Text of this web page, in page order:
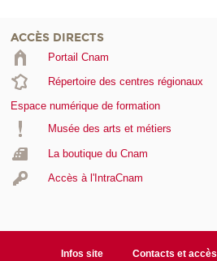
ACCÈS DIRECTS
Portail Cnam
Répertoire des centres régionaux
Espace numérique de formation
Musée des arts et métiers
La boutique du Cnam
Accès à l'IntraCnam
Infos site Contacts et accès